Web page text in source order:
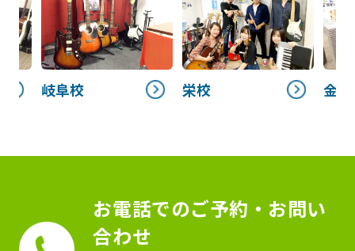
岐阜校 栄校 金
お電話でのご予約・お問い
合わせ